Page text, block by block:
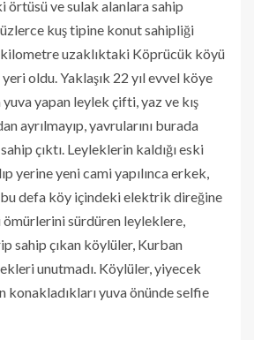
örtüsü ve sulak alanlara sahip
kuş tipine konut sahipliği
uzaklıktaki Köprücük köyü
oldu. Yaklaşık 22 yıl evvel köye
yapan leylek çifti, yaz ve kış
ayrılmayıp, yavrularını burada
çıktı. Leyleklerin kaldığı eski
yerine yeni cami yapılınca erkek,
defa köy içindeki elektrik direğine
sürdüren leyleklere,
sahip çıkan köylüler, Kurban
unutmadı. Köylüler, yiyecek
yuva önünde selfie